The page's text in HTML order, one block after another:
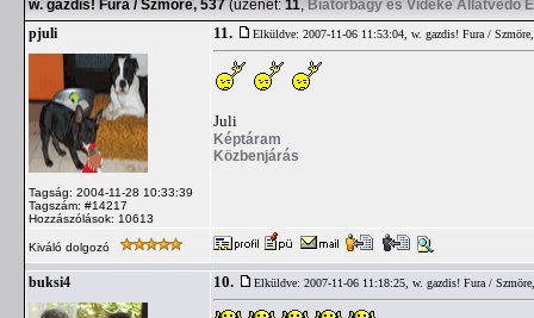
w. gazdis! Fura / Szmöre, 537 (üzenet: 11, Biatorbágy és Vidéke Állatvédő
pjuli
Tagság: 2004-11-28 10:33:39
Tagszám: #14217
Hozzászólások: 10613
11. Elküldve: 2007-11-06 11:53:04, w. gazdis! Fura /
Juli
Képtáram
Közbenjárás
Kiváló dolgozó
buksi4 10. Elküldve: 2007-11-06 11:18:25, w. gazdis! Fura /